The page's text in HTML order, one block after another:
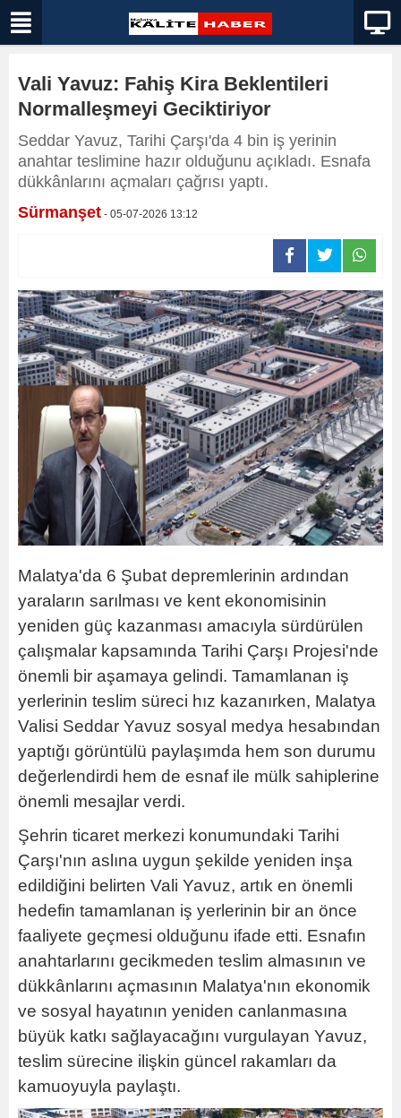
Vali Yavuz: Fahiş Kira Beklentileri
Normalleşmeyi Geciktiriyor
Seddar Yavuz, Tarihi Çarşı'da 4 bin iş yerinin
anahtar teslimine hazır olduğunu açıkladı. Esnafa
dükkânlarını açmaları çağrısı yaptı.
Sürmanşet - 05-07-2026 13:12
Malatya'da 6 Şubat depremlerinin ardından
yaraların sarılması ve kent ekonomisinin
yeniden güç kazanması amacıyla sürdürülen
çalışmalar kapsamında Tarihi Çarşı Projesi'nde
önemli bir aşamaya gelindi. Tamamlanan iş
yerlerinin teslim süreci hız kazanırken, Malatya
Valisi Seddar Yavuz sosyal medya hesabından
yaptığı görüntülü paylaşımda hem son durumu
değerlendirdi hem de esnaf ile mülk sahiplerine
önemli mesajlar verdi.
Şehrin ticaret merkezi konumundaki Tarihi
Çarşı'nın aslına uygun şekilde yeniden inşa
edildiğini belirten Vali Yavuz, artık en önemli
hedefin tamamlanan iş yerlerinin bir an önce
faaliyete geçmesi olduğunu ifade etti. Esnafın
anahtarlarını gecikmeden teslim almasının ve
dükkânlarını açmasının Malatya'nın ekonomik
ve sosyal hayatının yeniden canlanmasına
büyük katkı sağlayacağını vurgulayan Yavuz,
teslim sürecine ilişkin güncel rakamları da
kamuoyuyla paylaştı.